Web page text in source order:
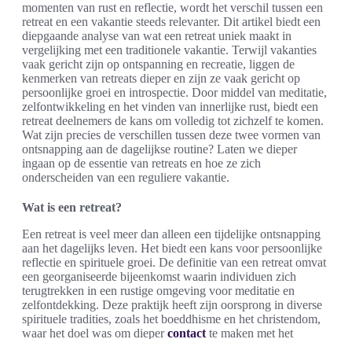
momenten van rust en reflectie, wordt het verschil tussen een
retreat en een vakantie steeds relevanter. Dit artikel biedt een
diepgaande analyse van wat een retreat uniek maakt in
vergelijking met een traditionele vakantie. Terwijl vakanties
vaak gericht zijn op ontspanning en recreatie, liggen de
kenmerken van retreats dieper en zijn ze vaak gericht op
persoonlijke groei en introspectie. Door middel van meditatie,
zelfontwikkeling en het vinden van innerlijke rust, biedt een
retreat deelnemers de kans om volledig tot zichzelf te komen.
Wat zijn precies de verschillen tussen deze twee vormen van
ontsnapping aan de dagelijkse routine? Laten we dieper
ingaan op de essentie van retreats en hoe ze zich
onderscheiden van een reguliere vakantie.
Wat is een retreat?
Een retreat is veel meer dan alleen een tijdelijke ontsnapping
aan het dagelijks leven. Het biedt een kans voor persoonlijke
reflectie en spirituele groei. De definitie van een retreat omvat
een georganiseerde bijeenkomst waarin individuen zich
terugtrekken in een rustige omgeving voor meditatie en
zelfontdekking. Deze praktijk heeft zijn oorsprong in diverse
spirituele tradities, zoals het boeddhisme en het christendom,
waar het doel was om diepercontact te maken met het